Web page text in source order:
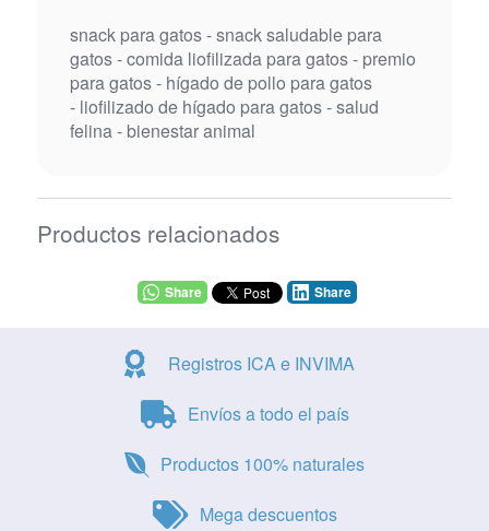
snack para gatos - snack saludable para
gatos - comida liofilizada para gatos - premio
para gatos - hígado de pollo para gatos
- liofilizado de hígado para gatos - salud
felina - bienestar animal
Productos relacionados
Share Share
Registros ICA e INVIMA
Envíos a todo el país
Productos 100% naturales
Mega descuentos